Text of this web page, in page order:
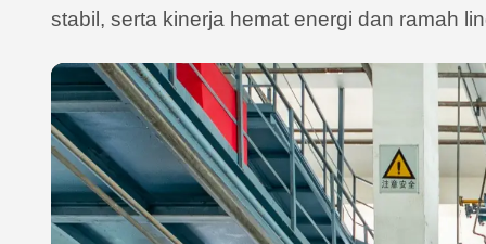
stabil, serta kinerja hemat energi dan ramah